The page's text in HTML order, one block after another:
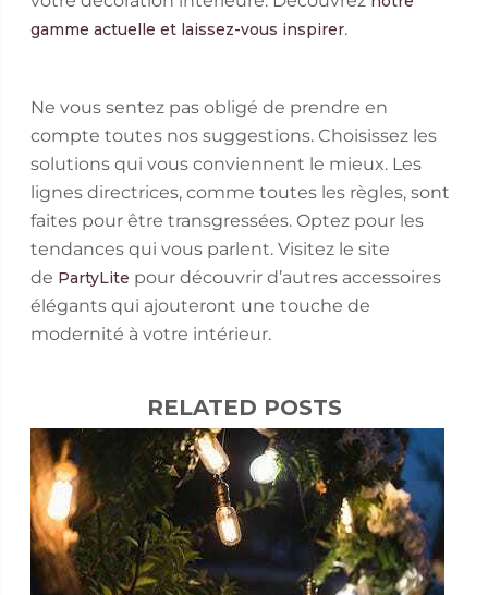
gamme actuelle et laissez-vous inspirer.
Ne vous sentez pas obligé de prendre en
compte toutes nos suggestions. Choisissez les
solutions qui vous conviennent le mieux. Les
lignes directrices, comme toutes les règles, sont
faites pour être transgressées. Optez pour les
tendances qui vous parlent. Visitez le site
de PartyLite pour découvrir d’autres accessoires
élégants qui ajouteront une touche de
modernité à votre intérieur.
RELATED POSTS